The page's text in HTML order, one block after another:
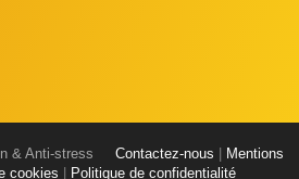
& Anti-stress Contactez-nous
Mentions
cookies Politique de confidentialité